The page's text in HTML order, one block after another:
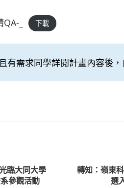
_ 下載
有需求同學詳閱計畫內容後
臨大同大學
參觀活動
轉知：嶺東
選